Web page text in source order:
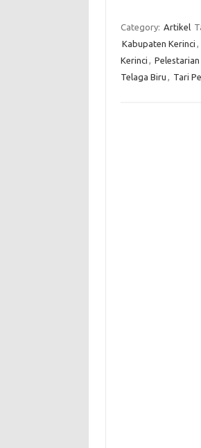
Category: Artikel
Kabupaten Kerinci
Kerinci
Telaga Biru
Tari